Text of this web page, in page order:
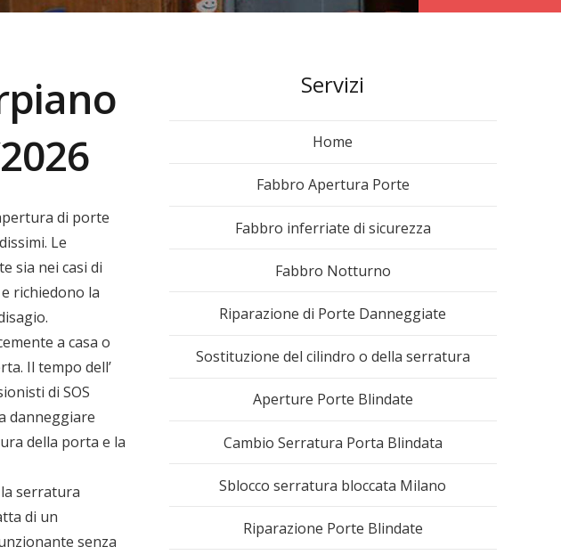
di porte
Le
sia nei casi di
richiedono la
a casa o
Il tempo dell’
di SOS
danneggiare
della porta e la
serratura
di un
senza
Servizi
Home
Fabbro Apertura Porte
Fabbro inferriate di sicurezza
Fabbro Notturno
Riparazione di Porte Danneggiate
Sostituzione del cilindro o della serratura
Aperture Porte Blindate
Cambio Serratura Porta Blindata
Sblocco serratura bloccata Milano
Riparazione Porte Blindate